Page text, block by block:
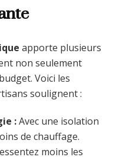
apporte plusieurs
non seulement
Voici les
soulignent :
:Avec une isolation
de chauffage.
moins les